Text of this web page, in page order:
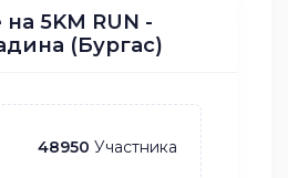
5KM RUN -
(Бургас)
48950 Участника